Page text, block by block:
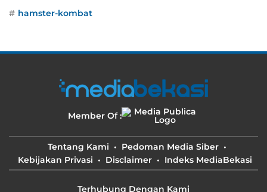
hamster-kombat
Member Of :
Tentang Kami
Pedoman Media Siber
Kebijakan Privasi
Disclaimer Indeks MediaBekasi
Terhubung Dengan Kami